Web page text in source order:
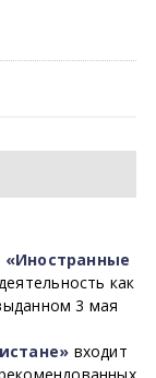
«Иностранные
как
3 мая
входит